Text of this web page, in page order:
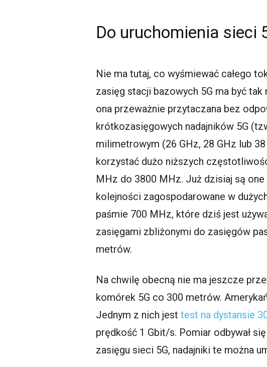
Do uruchomienia sieci
Nie ma tutaj, co wyśmiewać całego
zasięg stacji bazowych 5G ma być
ona przeważnie przytaczana bez
krótkozasięgowych nadajników 5G
milimetrowym (26 GHz, 28 GHz lub
korzystać dużo niższych
MHz do 3800 MHz. Już dzisiaj są
kolejności zagospodarowane w
paśmie 700 MHz, które dziś jest
zasięgami zbliżonymi do zasięgów
metrów.
Na chwilę obecną nie ma jeszcze
komórek 5G co 300 metrów.
Jednym z nich jesttest na dystansie
prędkość 1 Gbit/s. Pomiar odbywał
zasięgu sieci 5G, nadajniki te można